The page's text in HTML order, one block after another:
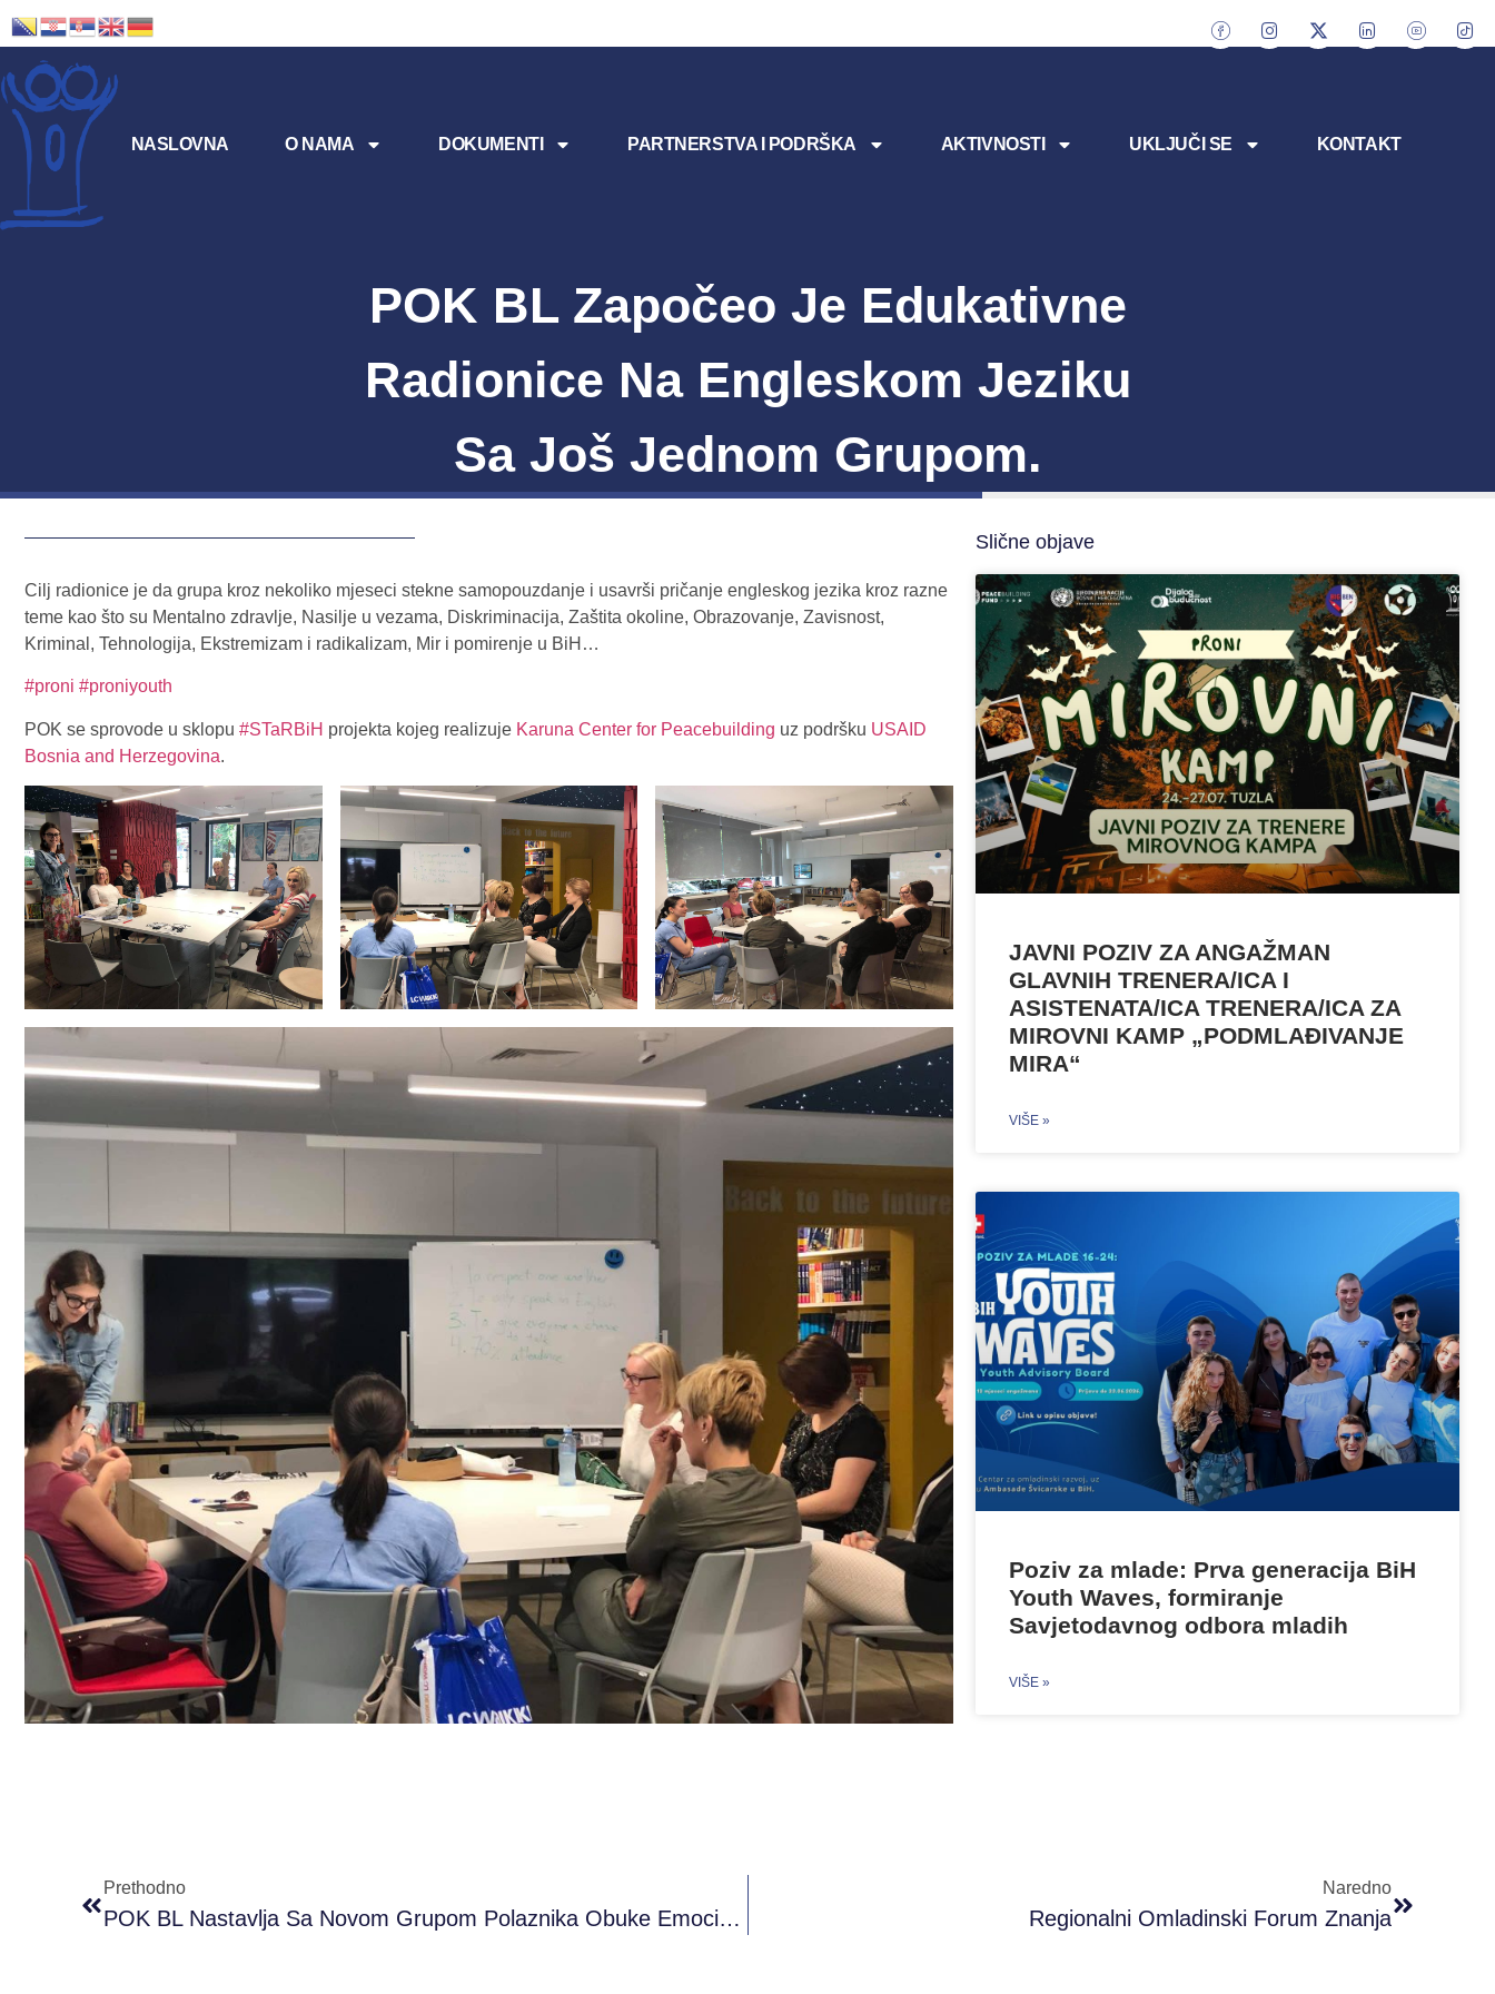
NASLOVNA O NAMA DOKUMENTI PARTNERSTVA I PODRŠKA AKTIVNOSTI UKLJUČI SE KONTAKT
POK BL Započeo Je Edukativne
Radionice Na Engleskom Jeziku
Sa Još Jednom Grupom.
Cilj radionice je da grupa kroz nekoliko mjeseci stekne samopouzdanje i usavrši pričanje engleskog jezika kroz razne
teme kao što su Mentalno zdravlje, Nasilje u vezama, Diskriminacija, Zaštita okoline, Obrazovanje, Zavisnost,
Kriminal, Tehnologija, Ekstremizam i radikalizam, Mir i pomirenje u BiH…
#proni #proniyouth
POK se sprovode u sklopu #STaRBiH projekta kojeg realizuje Karuna Center for Peacebuilding uz podršku USAID
Bosnia and Herzegovina.
Slične objave
JAVNI POZIV ZA ANGAŽMAN
GLAVNIH TRENERA/ICA I
ASISTENATA/ICA TRENERA/ICA ZA
MIROVNI KAMP „PODMLAĐIVANJE
MIRA“
VIŠE »
Poziv za mlade: Prva generacija BiH
Youth Waves, formiranje
Savjetodavnog odbora mladih
VIŠE »
Prethodno
POK BL Nastavlja Sa Novom Grupom Polaznika Obuke Emocionalne Pismenosti.
Naredno
Regionalni Omladinski Forum Znanja